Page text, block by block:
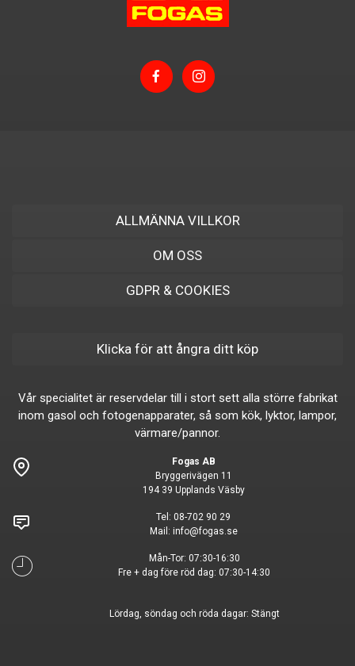
ALLMÄNNA VILLKOR
OM OSS
GDPR & COOKIES
Klicka för att ångra ditt köp
Vår specialitet är reservdelar till i stort sett alla större fabrikat
inom gasol och fotogenapparater, så som kök, lyktor, lampor,
värmare/pannor.
Fogas AB
Bryggerivägen 11
194 39 Upplands Väsby
Tel: 08-702 90 29
Mail: info@fogas.se
Mån-Tor: 07:30-16:30
Fre + dag före röd dag: 07:30-14:30
Lördag, söndag och röda dagar: Stängt